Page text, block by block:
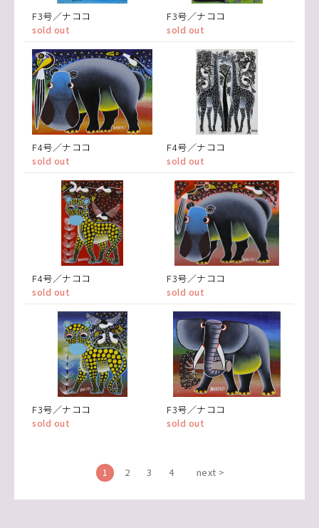
F3号／ナココ
sold out
F3号／ナココ
sold out
F4号／ナココ
sold out
F4号／ナココ
sold out
F4号／ナココ
sold out
F3号／ナココ
sold out
F3号／ナココ
sold out
F3号／ナココ
sold out
1 2 3 4 next >